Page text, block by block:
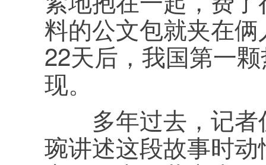
料的公文包就夹在
22天后，我国第一
现。
多年过去，记者
琬讲述这段故事时